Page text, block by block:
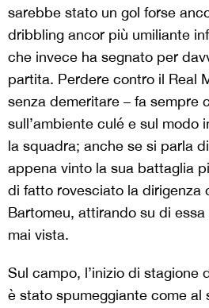
sarebbe stato un gol forse
dribbling ancor più umiliante
che invece ha segnato per
partita. Perdere contro il Real
senza demeritare – fa sempre
sull’ambiente culé e sul modo
la squadra; anche se si parla
appena vinto la sua battaglia
di fatto rovesciato la dirigenza
Bartomeu, attirando su di essa
mai vista.
Sul campo, l’inizio di stagione
è stato spumeggiante come al